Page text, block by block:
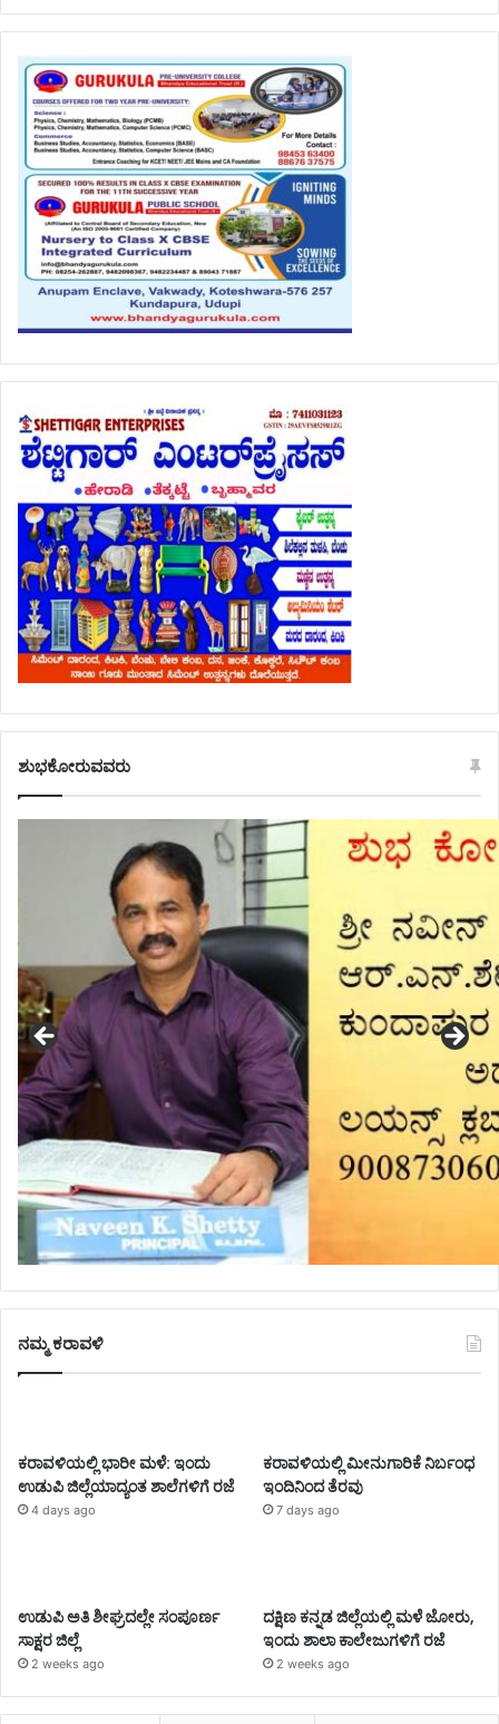
ಶುಭಕೋರುವವರು
ನಮ್ಮ ಕರಾವಳಿ
ಕರಾವಳಿಯಲ್ಲಿ ಭಾರೀ ಮಳೆ: ಇಂದು
ಉಡುಪಿ ಜಿಲ್ಲೆಯಾದ್ಯಂತ ಶಾಲೆಗಳಿಗೆ ರಜೆ
4 days ago
ಕರಾವಳಿಯಲ್ಲಿ ಮೀನುಗಾರಿಕೆ ನಿರ್ಬಂಧ
ಇಂದಿನಿಂದ ತೆರವು
7 days ago
ಉಡುಪಿ ಅತಿ ಶೀಘ್ರದಲ್ಲೇ ಸಂಪೂರ್ಣ
ಸಾಕ್ಷರ ಜಿಲ್ಲೆ
2 weeks ago
ದಕ್ಷಿಣ ಕನ್ನಡ ಜಿಲ್ಲೆಯಲ್ಲಿ ಮಳೆ ಜೋರು,
ಇಂದು ಶಾಲಾ ಕಾಲೇಜುಗಳಿಗೆ ರಜೆ
2 weeks ago